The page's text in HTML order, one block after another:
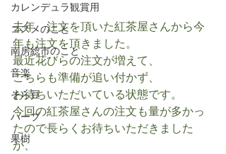
カレンデュラ観賞用
コスメのこと
南房総市のこと
音楽
そら豆
ハーブ
果樹
去年、注文を頂いた紅茶屋さんから今
年も注文を頂きました。
最近花びらの注文が増えて、
こちらも準備が追い付かず、
お待ちいただいている状態です。
今回の紅茶屋さんの注文も量が多かっ
たので長らくお待ちいただきました
が、